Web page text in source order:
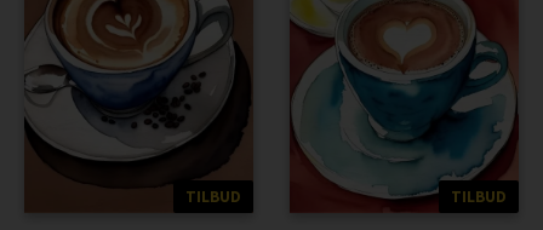
TILBUD TILBUD